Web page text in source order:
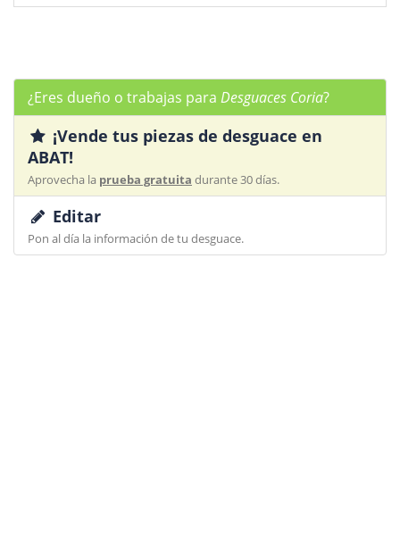
¿Eres dueño o trabajas para Desguaces Coria?
¡Vende tus piezas de desguace en
ABAT!
Aprovecha la prueba gratuita durante 30 días.
Editar
Pon al día la información de tu desguace.